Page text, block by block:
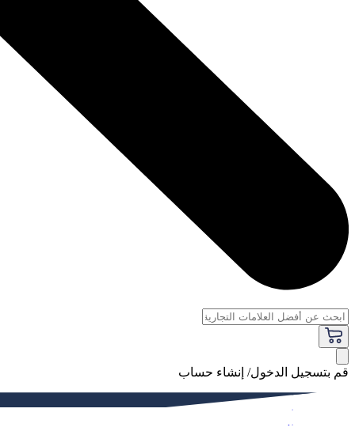
قم بتسجيل الدخول/ إنشاء حساب
فاخر
النساء
الرجال